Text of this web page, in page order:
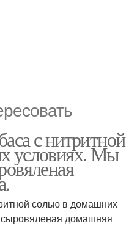
с нитритной
условиях. Мы
солью в домашних
домашняя